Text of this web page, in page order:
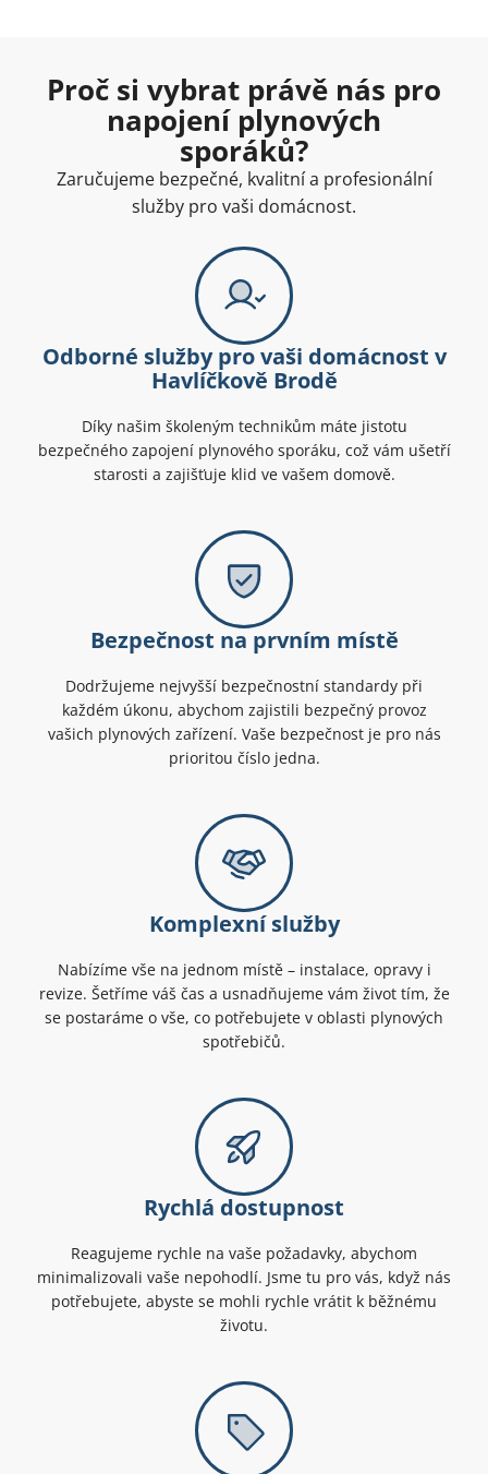
Proč si vybrat právě nás pro
napojení plynových
sporáků?
Zaručujeme bezpečné, kvalitní a profesionální
služby pro vaši domácnost.
Odborné služby pro vaši domácnost v
Havlíčkově Brodě
Díky našim školeným technikům máte jistotu
bezpečného zapojení plynového sporáku, což vám ušetří
starosti a zajišťuje klid ve vašem domově.
Bezpečnost na prvním místě
Dodržujeme nejvyšší bezpečnostní standardy při
každém úkonu, abychom zajistili bezpečný provoz
vašich plynových zařízení. Vaše bezpečnost je pro nás
prioritou číslo jedna.
Komplexní služby
Nabízíme vše na jednom místě – instalace, opravy i
revize. Šetříme váš čas a usnadňujeme vám život tím, že
se postaráme o vše, co potřebujete v oblasti plynových
spotřebičů.
Rychlá dostupnost
Reagujeme rychle na vaše požadavky, abychom
minimalizovali vaše nepohodlí. Jsme tu pro vás, když nás
potřebujete, abyste se mohli rychle vrátit k běžnému
životu.